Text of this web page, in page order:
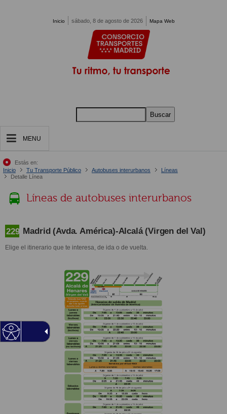
Inicio sábado, 8 de agosto de 2026 Mapa Web
Buscar
MENU
Estás en:
Inicio
Tu Transporte Público Autobuses interurbanos
Líneas
Detalle Línea
Líneas de autobuses interurbanos
229 Madrid (Avda. América)-Alcalá (Virgen del Val)
Elige el itinerario que te interesa, de ida o de vuelta.